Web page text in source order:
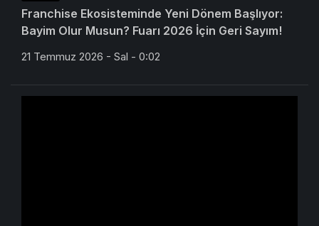
Franchise Ekosisteminde Yeni Dönem Başlıyor:
Bayim Olur Musun? Fuarı 2026 İçin Geri Sayım!
21 Temmuz 2026 - Sal - 0:02